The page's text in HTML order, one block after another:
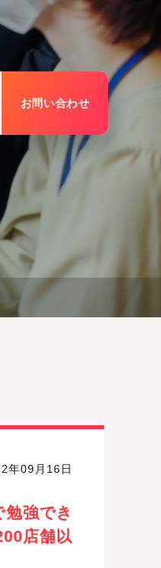
お問い合わせ
年09月16日
強でき
店舗以